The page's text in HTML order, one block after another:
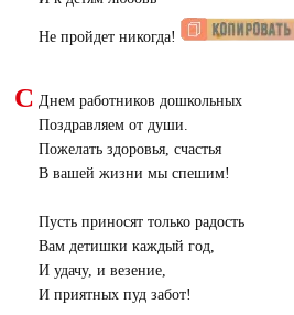
Не пройдет никогда!
С Днем работников дошкольных
Поздравляем от души.
Пожелать здоровья, счастья
В вашей жизни мы спешим!
Пусть приносят только радость
Вам детишки каждый год,
И удачу, и везение,
И приятных пуд забот!